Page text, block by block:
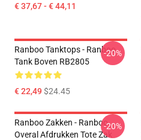
€ 37,67 - € 44,11
Ranboo Tanktops - Ranboo
Tank Boven RB2805
€ 22,49$24.45
-20%
Ranboo Zakken - Ranboo
Overal Afdrukken Tote Zak
-20%